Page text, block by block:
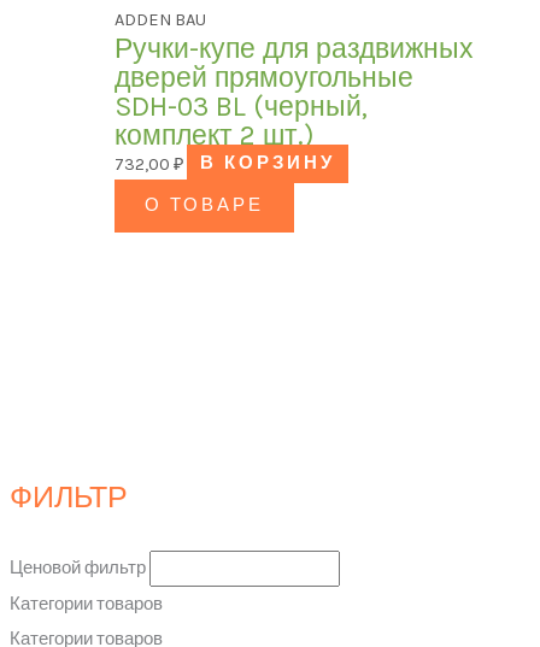
ФИЛЬТР
Ценовой фильтр
Категории товаров
Категории товаров
ADDEN BAU
Ручки-купе для раздвижных
дверей прямоугольные
SDH-03 BL (черный,
комплект 2 шт.)
732,00₽
В КОРЗИНУ
О ТОВАРЕ